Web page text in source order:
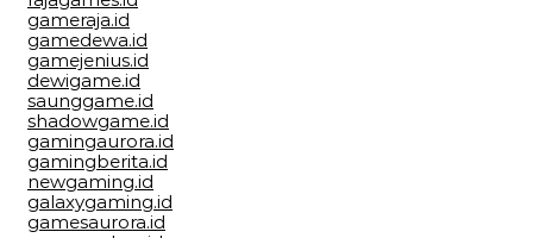
gameraja.id
gamedewa.id
gamejenius.id
dewigame.id
saunggame.id
shadowgame.id
gamingaurora.id
gamingberita.id
newgaming.id
galaxygaming.id
gamesaurora.id